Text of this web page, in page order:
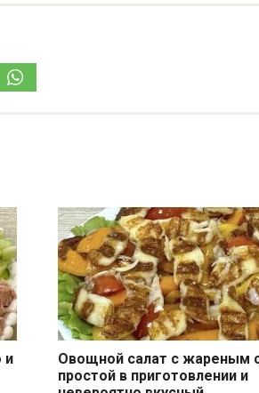
и
Овощной салат с жареным
простой в приготовлении и